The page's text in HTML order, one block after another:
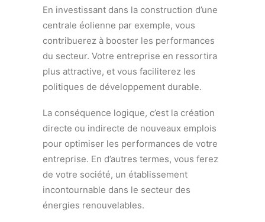
En investissant dans la construction d’une
centrale éolienne par exemple, vous
contribuerez à booster les performances
du secteur. Votre entreprise en ressortira
plus attractive, et vous faciliterez les
politiques de développement durable.
La conséquence logique, c’est la création
directe ou indirecte de nouveaux emplois
pour optimiser les performances de votre
entreprise. En d’autres termes, vous ferez
de votre société, un établissement
incontournable dans le secteur des
énergies renouvelables.